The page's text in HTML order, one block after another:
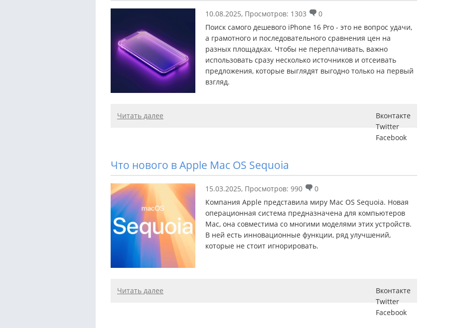
10.08.2025, Просмотров: 1303
0
Поиск самого дешевого iPhone 16 Pro - это не вопрос удачи,
а грамотного и последовательного сравнения цен на
разных площадках. Чтобы не переплачивать, важно
использовать сразу несколько источников и отсеивать
предложения, которые выглядят выгодно только на первый
взгляд.
Читать далее
Вконтакте
Twitter
Facebook
Что нового в Apple Mac OS Sequoia
15.03.2025, Просмотров: 990
0
Компания Apple представила миру Mac OS Sequoia. Новая
операционная система предназначена для компьютеров
Mac, она совместима со многими моделями этих устройств.
В ней есть инновационные функции, ряд улучшений,
которые не стоит игнорировать.
Читать далее
Вконтакте
Twitter
Facebook